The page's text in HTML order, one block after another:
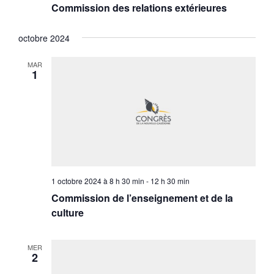
Commission des relations extérieures
octobre 2024
MAR
1
Commission de l’enseignement et de la
culture
1 octobre 2024 à 8 h 30 min - 12 h 30 min
MER
2